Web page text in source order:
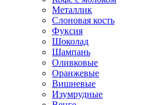
Металлик
Слоновая кость
Фуксия
Шоколад
Шампань
Оливковые
Оранжевые
Вишневые
Изумрудные